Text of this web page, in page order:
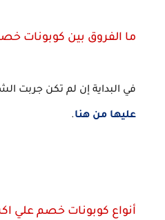
ما الفروق بين كوبونات
في البداية إن لم تكن جربت
عليها من هنا.
أنواع كوبونات خصم علي